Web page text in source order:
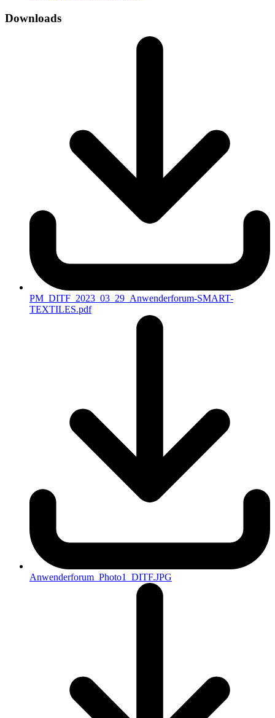
Downloads
PM_DITF_2023_03_29_Anwenderforum-SMART-
TEXTILES.pdf
Anwenderforum_Photo1_DITF.JPG